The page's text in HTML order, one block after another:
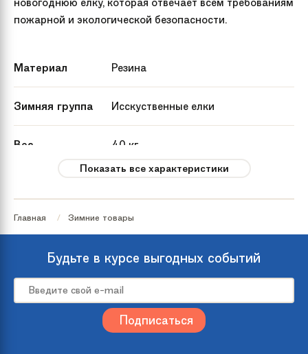
пожарной и экологической безопасности.
Материал Резина
Зимняя группа Исскуственные елки
Вес 40 кг
производителя
Страна
происхождения
Россия
Размер 300
Зеленый
Показать все характеристики
Главная Зимние товары
Будьте в курсе выгодных событий